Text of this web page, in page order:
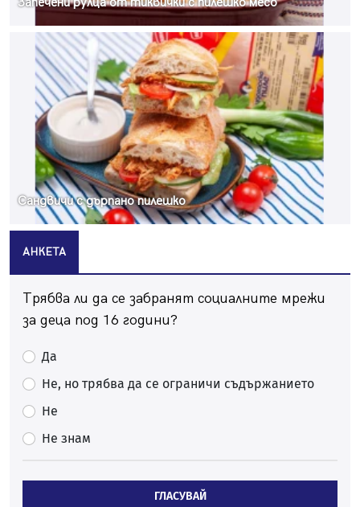
Сандвичи с дърпано пилешко
АНКЕТА
Трябва ли да се забранят социалните мрежи
за деца под 16 години?
Да
Не, но трябва да се ограничи съдържанието
Не
Не знам
ГЛАСУВАЙ